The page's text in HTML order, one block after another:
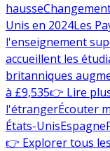
hausse
Unis en 2024Les
l'enseignement
accueillent les
britanniques
à £9,535👉 Lire
l'étrangerÉcouter
États-UnisEspagne
👉 Explorer tous